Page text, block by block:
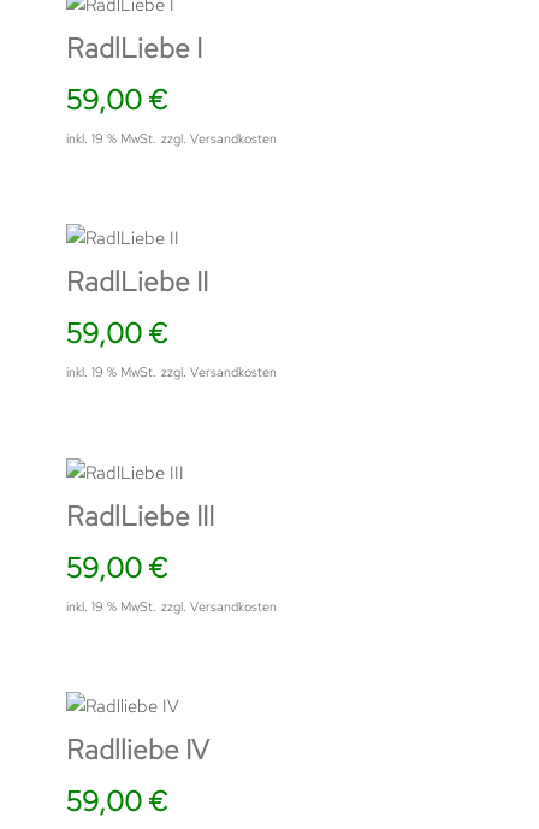
RadlLiebe I
59,00 €
inkl. 19 % MwSt. zzgl. Versandkosten
RadlLiebe II
59,00 €
inkl. 19 % MwSt. zzgl. Versandkosten
RadlLiebe III
59,00 €
inkl. 19 % MwSt. zzgl. Versandkosten
Radlliebe IV
59,00 €